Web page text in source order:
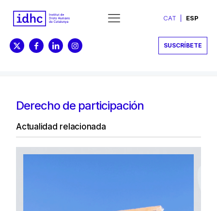
CAT ESP
SUSCRÍBETE
Derecho de participación
Actualidad relacionada